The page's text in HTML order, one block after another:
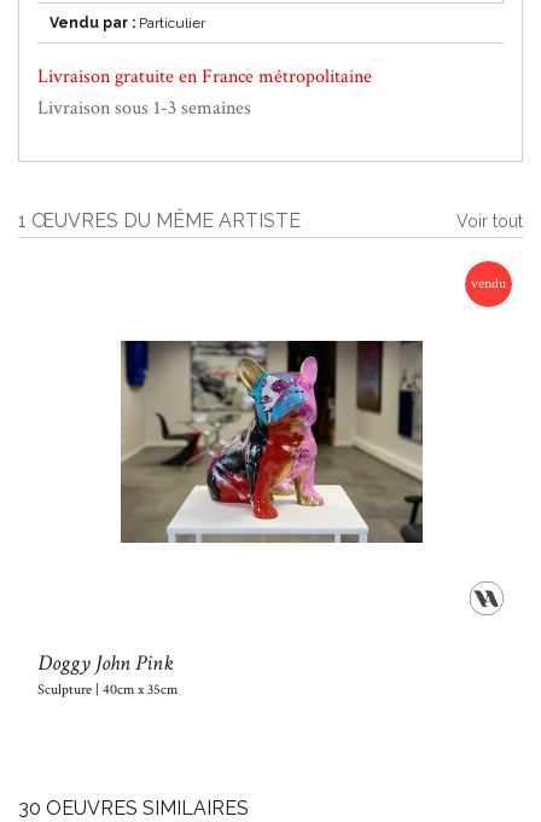
Vendu par : Particulier
Livraison gratuite en France métropolitaine
Livraison sous 1-3 semaines
Voir tout
1 ŒUVRES DU MÊME ARTISTE
vendu
Doggy John Pink
Sculpture | 40cm x 35cm
30 OEUVRES SIMILAIRES